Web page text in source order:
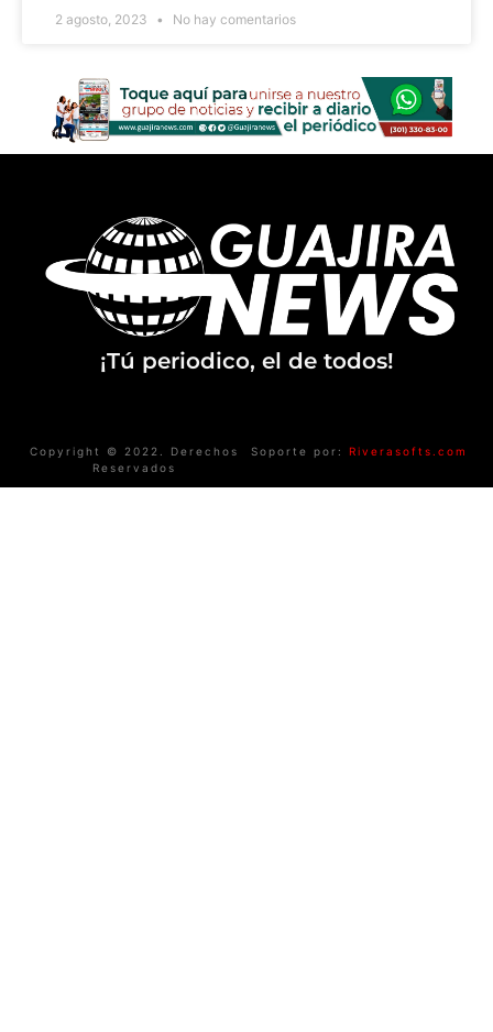
2 agosto, 2023 No hay comentarios
¡Tú periodico, el de todos!
Copyright © 2022. Derechos
Reservados
Soporte por: Riverasofts.com